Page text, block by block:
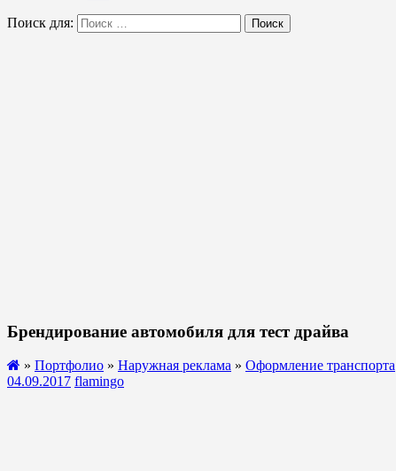
Поиск для: Поиск
Брендирование автомобиля для тест драйва
» Портфолио » Наружная реклама » Оформление транспорта
04.09.2017 flamingo